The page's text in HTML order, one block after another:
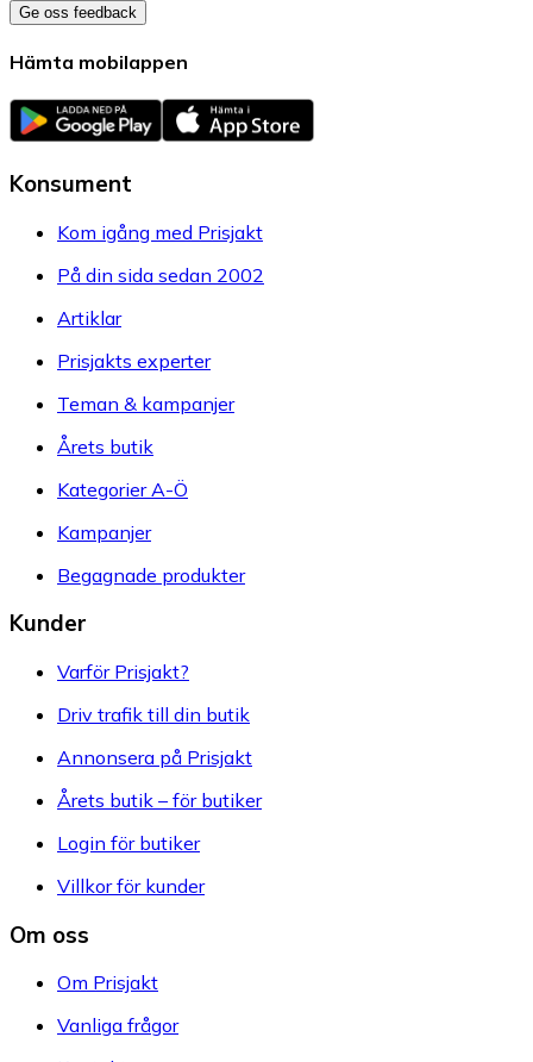
Ge oss feedback
Hämta mobilappen
Konsument
Kom igång med Prisjakt
På din sida sedan 2002
Artiklar
Prisjakts experter
Teman & kampanjer
Årets butik
Kategorier A-Ö
Kampanjer
Begagnade produkter
Kunder
Varför Prisjakt?
Driv trafik till din butik
Annonsera på Prisjakt
Årets butik – för butiker
Login för butiker
Villkor för kunder
Om oss
Om Prisjakt
Vanliga frågor